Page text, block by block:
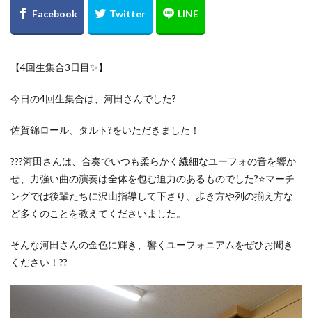
【4回生集合3日目✨】
今日の4回生集合は、河田さんでした?
佐賀錦ロール、タルト?をいただきました！
???河田さんは、合奏でいつも柔らかく繊細なユーフォの音を響か
せ、力強い曲の演奏は全体を包む迫力のあるものでした?⭐️マーチ
ングでは後輩たちに沢山指導して下さり、歩き方や列の揃え方な
ど多くのことを教えてくださいました。
そんな河田さんの金色に輝き、響くユーフォニアムをぜひお聞き
ください！ ??